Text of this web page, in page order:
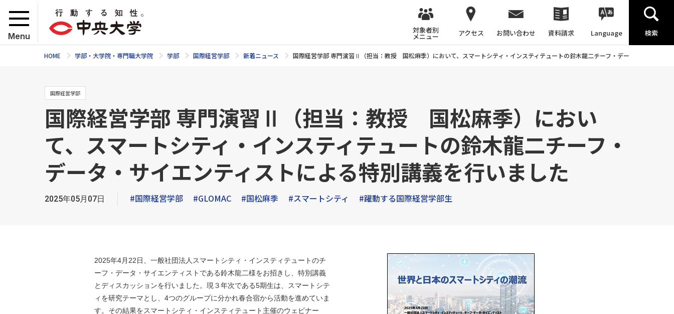
Menu
対象者別
メニュー アクセス お問い合わせ 資料請求 Language 検索
HOME 学部・大学院・専門職大学院 学部 国際経営学部 新着ニュース 国際経営学部 専門演習Ⅱ（担当：教授 国松麻季）において、スマートシティ・インスティテュートの鈴木龍二チーフ・データ・サイエンテ
国際経営学部
国際経営学部 専門演習Ⅱ（担当：教授 国松麻季）におい
て、スマートシティ・インスティテュートの鈴木龍二チーフ・
データ・サイエンティストによる特別講義を行いました
2025年05月07日 #国際経営学部 #GLOMAC #国松麻季 #スマートシティ #躍動する国際経営学部生
2025年4月22日、一般社団法人スマートシティ・インスティテュートのチ
ーフ・データ・サイエンティストである鈴木龍二様をお招きし、特別講義
とディスカッションを行いました。現３年次である5期生は、スマートシテ
ィを研究テーマとし、4つのグループに分かれ春合宿から活動を進めていま
す。その結果をスマートシティ・インスティテュート主催のウェビナー